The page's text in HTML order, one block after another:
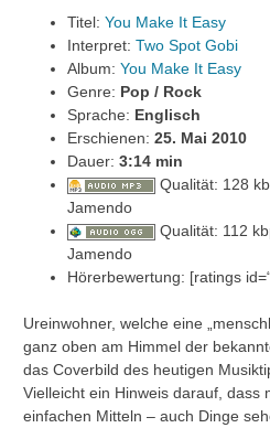
Titel: You Make It Easy
Interpret: Two Spot Gobi
Album: You Make It Easy
Genre: Pop / Rock
Sprache: Englisch
Erschienen: 25. Mai 2010
Dauer: 3:14 min
Qualität: 128
Jamendo
Qualität: 112
Jamendo
Hörerbewertung: [ratings
Ureinwohner, welche eine
ganz oben am Himmel der
das Coverbild des heutigen
Vielleicht ein Hinweis darauf, dass
einfachen Mitteln – auch Dinge